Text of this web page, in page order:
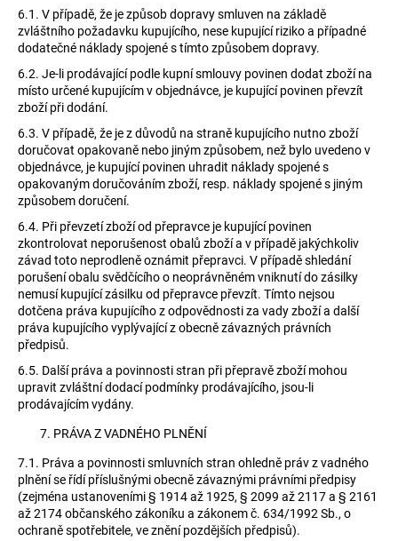
6.1. V případě, že je způsob dopravy smluven na základě
zvláštního požadavku kupujícího, nese kupující riziko a případné
dodatečné náklady spojené s tímto způsobem dopravy.
6.2. Je-li prodávající podle kupní smlouvy povinen dodat zboží na
místo určené kupujícím v objednávce, je kupující povinen převzít
zboží při dodání.
6.3. V případě, že je z důvodů na straně kupujícího nutno zboží
doručovat opakovaně nebo jiným způsobem, než bylo uvedeno v
objednávce, je kupující povinen uhradit náklady spojené s
opakovaným doručováním zboží, resp. náklady spojené s jiným
způsobem doručení.
6.4. Při převzetí zboží od přepravce je kupující povinen
zkontrolovat neporušenost obalů zboží a v případě jakýchkoliv
závad toto neprodleně oznámit přepravci. V případě shledání
porušení obalu svědčícího o neoprávněném vniknutí do zásilky
nemusí kupující zásilku od přepravce převzít. Tímto nejsou
dotčena práva kupujícího z odpovědnosti za vady zboží a další
práva kupujícího vyplývající z obecně závazných právních
předpisů.
6.5. Další práva a povinnosti stran při přepravě zboží mohou
upravit zvláštní dodací podmínky prodávajícího, jsou-li
prodávajícím vydány.
PRÁVA Z VADNÉHO PLNĚNÍ
7.1. Práva a povinnosti smluvních stran ohledně práv z vadného
plnění se řídí příslušnými obecně závaznými právními předpisy
(zejména ustanoveními § 1914 až 1925, § 2099 až 2117 a § 2161
až 2174 občanského zákoníku a zákonem č. 634/1992 Sb., o
ochraně spotřebitele, ve znění pozdějších předpisů).